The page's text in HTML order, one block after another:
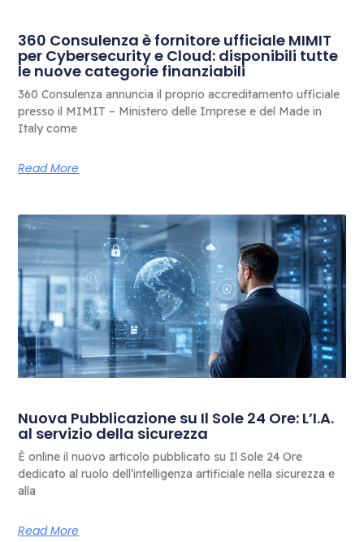
360 Consulenza è fornitore ufficiale MIMIT
per Cybersecurity e Cloud: disponibili tutte
le nuove categorie finanziabili
360 Consulenza annuncia il proprio accreditamento ufficiale
presso il MIMIT – Ministero delle Imprese e del Made in
Italy come
Read More
Nuova Pubblicazione su Il Sole 24 Ore: L’I.A.
al servizio della sicurezza
È online il nuovo articolo pubblicato su Il Sole 24 Ore
dedicato al ruolo dell’intelligenza artificiale nella sicurezza e
alla
Read More